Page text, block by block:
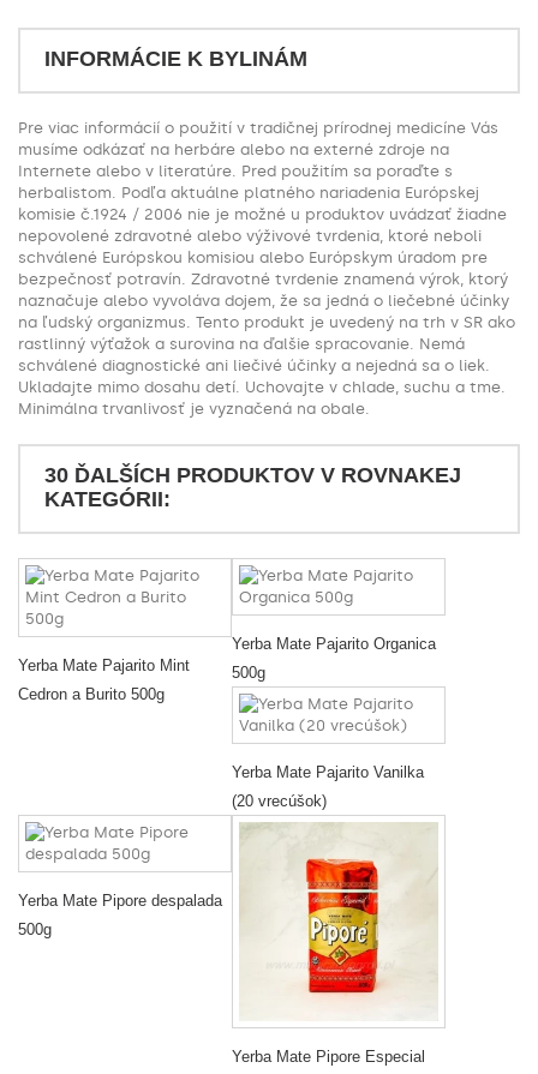
INFORMÁCIE K BYLINÁM
Pre viac informácií o použití v tradičnej prírodnej medicíne Vás
musíme odkázať na herbáre alebo na externé zdroje na
Internete alebo v literatúre. Pred použitím sa poraďte s
herbalistom. Podľa aktuálne platného nariadenia Európskej
komisie č.1924 / 2006 nie je možné u produktov uvádzať žiadne
nepovolené zdravotné alebo výživové tvrdenia, ktoré neboli
schválené Európskou komisiou alebo Európskym úradom pre
bezpečnosť potravín. Zdravotné tvrdenie znamená výrok, ktorý
naznačuje alebo vyvoláva dojem, že sa jedná o liečebné účinky
na ľudský organizmus. Tento produkt je uvedený na trh v SR ako
rastlinný výťažok a surovina na ďalšie spracovanie. Nemá
schválené diagnostické ani liečivé účinky a nejedná sa o liek.
Ukladajte mimo dosahu detí. Uchovajte v chlade, suchu a tme.
Minimálna trvanlivosť je vyznačená na obale.
30 ĎALŠÍCH PRODUKTOV V ROVNAKEJ
KATEGÓRII:
Yerba Mate Pajarito Mint
Cedron a Burito 500g
Yerba Mate Pajarito Organica
500g
Yerba Mate Pajarito Vanilka
(20 vrecúšok)
Yerba Mate Pipore despalada
500g
Yerba Mate Pipore Especial